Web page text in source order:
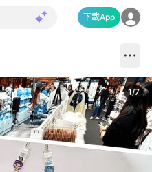
下載App
1/7